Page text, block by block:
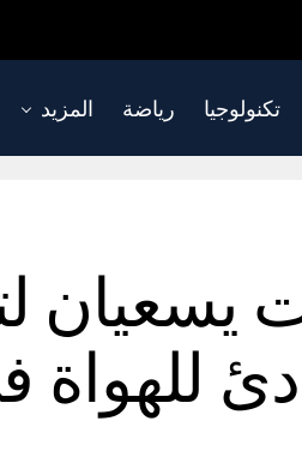
تكنولوجيا رياضة المزيد
يسعيان
للهواة